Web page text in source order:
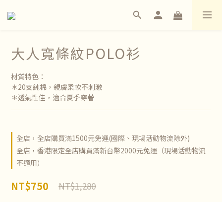
大人寬條紋POLO衫
材質特色：
＊20支純棉，親膚柔軟不刺激
＊透氣性佳，適合夏季穿著
全店，全店購買滿1500元免運(國際、現場活動物流除外)
全店，香港限定全店購買滿新台幣2000元免運（現場活動物流
不適用）
NT$750 NT$1,280